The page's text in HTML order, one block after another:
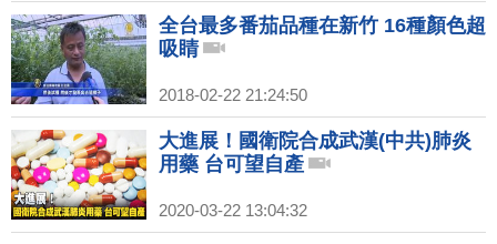
全台最多番茄品種在新竹 16種顏色超
吸睛
2018-02-22 21:24:50
大進展！國衛院合成武漢(中共)肺炎
用藥 台可望自產
2020-03-22 13:04:32